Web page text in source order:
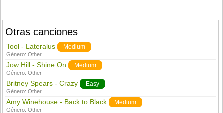
Otras canciones
Tool - Lateralus Medium
Género:Other
Jow Hill - Shine On Medium
Género:Other
Britney Spears - Crazy Easy
Género:Other
Amy Winehouse - Back to Black Medium
Género:Other